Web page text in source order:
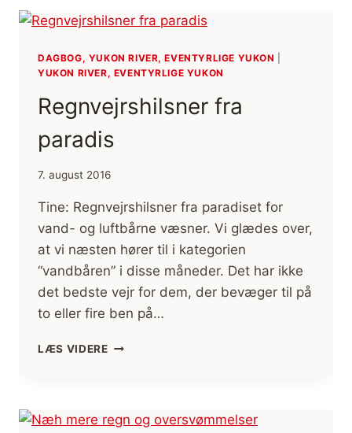
DAGBOG, YUKON RIVER, EVENTYRLIGE YUKON
YUKON RIVER, EVENTYRLIGE YUKON
Regnvejrshilsner fra
paradis
7. august 2016
Tine: Regnvejrshilsner fra paradiset for
vand- og luftbårne væsner. Vi glædes over,
at vi næsten hører til i kategorien
“vandbåren” i disse måneder. Det har ikke
det bedste vejr for dem, der bevæger til på
to eller fire ben på…
LÆS VIDEREREGNVEJRSHILSNER